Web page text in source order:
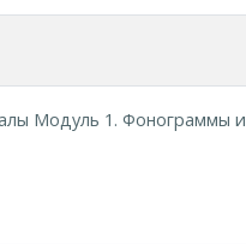
Модуль 1. Фонограммы и